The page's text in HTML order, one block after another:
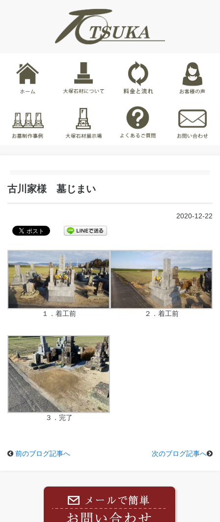
古川家様 墓じまい
2020-12-22
１．着工前 ２．着工前
３．完了
前のブログ記事へ 次のブログ記事へ